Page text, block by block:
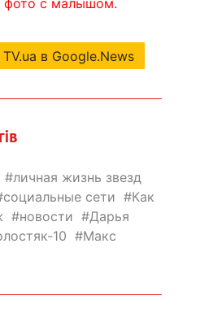
фото с малышом.
в Google.News
личная жизнь звезд
социальные сети
Как
новости
Дарья
10
Макс